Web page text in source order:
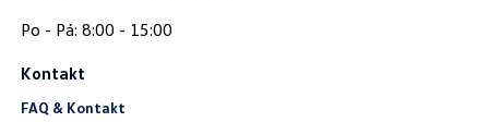
Kontakt
FAQ & Kontakt